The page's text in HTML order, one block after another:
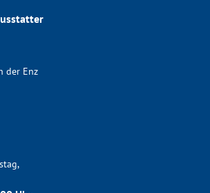
der Enz